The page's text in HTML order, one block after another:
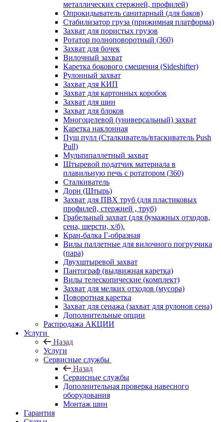
металлических стержней, профилей)
Опрокидыватель санитарный (для баков)
Стабилизатор груза (прижимная платформа)
Захват для пористых грузов
Ротатор полноповоротный (360)
Захват для бочек
Вилочный захват
Каретка бокового смещения (Sideshifter)
Рулонный захват
Захват для КИП
Захват для картонных коробок
Захват для шин
Захват для блоков
Многоцелевой (универсальный) захват
Каретка наклонная
Пуш пулл (Сталкиватель/втаскиватель Push
Pull)
Мультипаллетный захват
Штыревой податчик материала в
плавильную печь с ротатором (360)
Сталкиватель
Дорн (Штырь)
Захват для ПВХ труб (для пластиковых
профилей, стержней , труб)
Грабельный захват (для бумажных отходов,
сена, шерсти, х/б).
Кран-балка Г-образная
Вилы паллетные для вилочного погрузчика
(пара)
Двухштыревой захват
Пантограф (выдвижная каретка)
Вилы телескопические (комплект)
Захват для мелких отходов (мусора)
Поворотная каретка
Захват для сенажа (захват для рулонов сена)
Дополнительные опции
Распродажа АКЦИИ
Услуги
Назад
Услуги
Сервисные службы
Назад
Сервисные службы
Дополнительная проверка навесного
оборудования
Монтаж шин
Гарантия